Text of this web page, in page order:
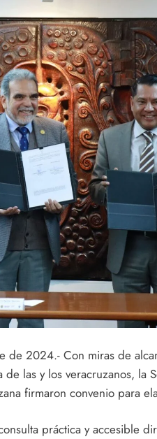
ACTIVIDADES DE ROCÍO
Vacaciones
elementos
turísticos
18 de diciembre de 2024
de 2024.- Con miras de
las y los veracruzanos, la
firmaron convenio para
práctica y accesible